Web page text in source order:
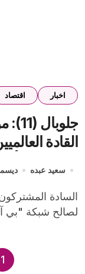
اخبار اقتصاد
القادة
المالي
سعيد عبده ديسمبر 11,
السادة المشتركون .. إليكم نشرة "جلوبال" التي نذيعها
لصالح شبكة "بي
1